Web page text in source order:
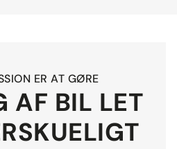
ER AT GØRE
AF BIL LET